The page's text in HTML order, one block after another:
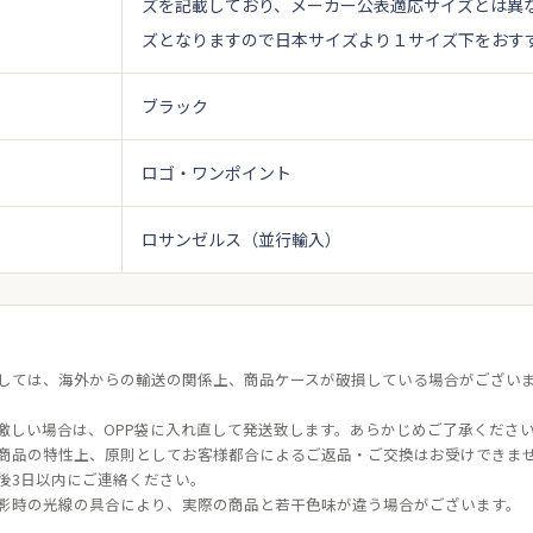
ズを記載しており、メーカー公表適応サイズとは異
ズとなりますので日本サイズより１サイズ下をおす
ブラック
ロゴ・ワンポイント
ロサンゼルス（並行輸入）
ては、海外からの輸送の関係上、商品ケースが破損している場合がござい
しい場合は、OPP袋に入れ直して発送致します。あらかじめご了承くださ
品の特性上、原則としてお客様都合によるご返品・ご交換はお受けできま
日以内にご連絡ください。
時の光線の具合により、実際の商品と若干色味が違う場合がございます。